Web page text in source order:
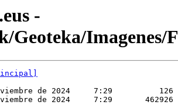
-
Geoteka/
de 2024     7:29          126
de 2024     7:29       462926